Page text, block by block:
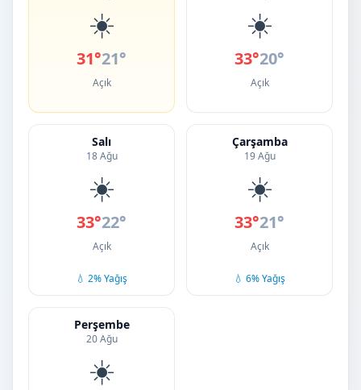
☀️
31°21°
Açık
☀️
33°20°
Açık
Salı
18 Ağu
☀️
33°22°
Açık
💧 2% Yağış
Çarşamba
19 Ağu
☀️
33°21°
Açık
💧 6% Yağış
Perşembe
20 Ağu
☀️